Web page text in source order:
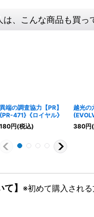
は、こんな商品も買っ
異端の調査協力【PR】
{PR-471}《ロイヤル》
180円(税込)
越光の
{BP18-
チ》
380円
】 ※初めて購入され